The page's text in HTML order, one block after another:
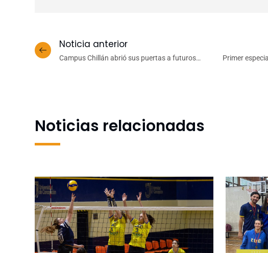
Noticia anterior
Campus Chillán abrió sus puertas a futuros
Primer
Noticias relacionadas